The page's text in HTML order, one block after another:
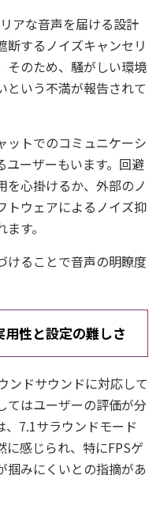
アな音声を届ける設計
断するノイズキャンセリ
そのため、騒がしい環境
という不満が報告されて
ットでのコミュニケーシ
ユーザーもいます。回避
を心掛けるか、外部のノ
トウェアによるノイズ抑
す。
けることで音声の明瞭度
性と設定の難しさ
ンドサウンドに対応して
てはユーザーの評価が分
、7.1サラウンドモード
感じられ、特にFPSゲ
掴みにくいとの指摘があ